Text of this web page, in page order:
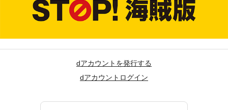
dアカウントを発行する
dアカウントログイン